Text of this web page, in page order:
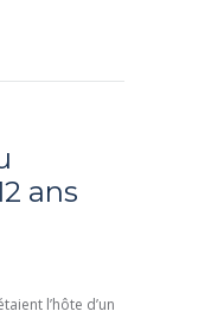
ans
l’hôte d’un